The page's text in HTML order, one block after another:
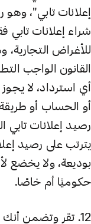
إعلانات تابي"،
شراء إعلانات تابي
للأغراض التجارية،
القانون الواجب
أي استرداد، لا
أو الحساب أو
رصيد إعلانات تابي
يترتب على رصيد
بوديعة، ولا يخضع
حكوميًا أم خاصًا.
12. تقر وتضمن